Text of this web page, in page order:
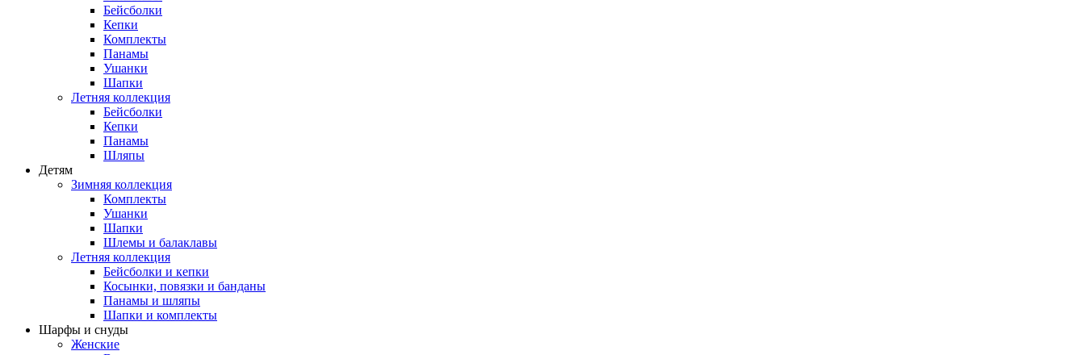
Бейсболки
Кепки
Комплекты
Панамы
Ушанки
Шапки
Летняя коллекция
Бейсболки
Кепки
Панамы
Шляпы
Детям
Зимняя коллекция
Комплекты
Ушанки
Шапки
Шлемы и балаклавы
Летняя коллекция
Бейсболки и кепки
Косынки, повязки и банданы
Панамы и шляпы
Шапки и комплекты
Шарфы и снуды
Женские